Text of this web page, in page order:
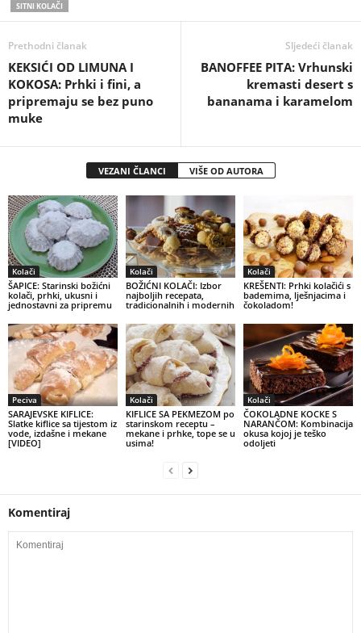
SITNI KOLAČI
Prethodni članak
KEKSIĆI OD LIMUNA I
KOKOSA: Prhki i fini, a
pripremaju se bez puno
muke
Sljedeći članak
BANOFFEE PITA: Vrhunski
kremasti desert s
bananama i karamelom
VEZANI ČLANCI VIŠE OD AUTORA
Kolači
ŠAPICE: Starinski božićni
kolači, prhki, ukusni i
jednostavni za pripremu
Kolači
BOŽIĆNI KOLAČI: Izbor
najboljih recepata,
tradicionalnih i modernih
Kolači
KREŠENTI: Prhki kolačići s
bademima, lješnjacima i
čokoladom!
Peciva
SARAJEVSKE KIFLICE:
Slatke kiflice sa tijestom iz
vode, izdašne i mekane
[VIDEO]
Kolači
KIFLICE SA PEKMEZOM po
starinskom receptu –
mekane i prhke, tope se u
usima!
Kolači
ČOKOLADNE KOCKE S
NARANČOM: Kombinacija
okusa kojoj je teško
odoljeti
Komentiraj